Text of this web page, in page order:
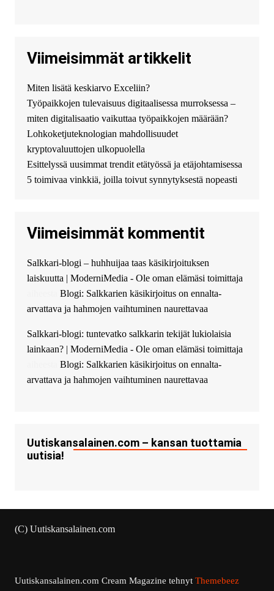
купить хавал джулиан -
http://jolion-ufa1.ru/
Появился вопрос про срочно
взять деньги? Предлагаем
безопасный источник
финансовой помощи. Вы
можете получить
финансирование в долг без
избыточных вопросов и
документов? Тогда обратитесь
guest_4889 :Cmon Suomi 👏
The Admin: High five! You’ve
successfully installed Simple
Ajax Chat.
Viimeisimmät artikkelit
Miten lisätä keskiarvo Exceliin?
Työpaikkojen tulevaisuus digitaalisessa murroksessa –
miten digitalisaatio vaikuttaa työpaikkojen määrään?
Lohkoketjuteknologian mahdollisuudet
kryptovaluuttojen ulkopuolella
Esittelyssä uusimmat trendit etätyössä ja etäjohtamisessa
5 toimivaa vinkkiä, joilla toivut synnytyksestä nopeasti
Viimeisimmät kommentit
Salkkari-blogi – huhhuijaa taas käsikirjoituksen
laiskuutta | ModerniMedia - Ole oman elämäsi toimittaja
Blogi: Salkkarien käsikirjoitus on ennalta-
arvattava ja hahmojen vaihtuminen naurettavaa
Salkkari-blogi: tuntevatko salkkarin tekijät lukiolaisia
lainkaan? | ModerniMedia - Ole oman elämäsi toimittaja
Blogi: Salkkarien käsikirjoitus on ennalta-
arvattava ja hahmojen vaihtuminen naurettavaa
Uutiskansalainen.com – kansan tuottamia
uutisia!
(C) Uutiskansalainen.com
Uutiskansalainen.comCream Magazine tehnyt Themebeez